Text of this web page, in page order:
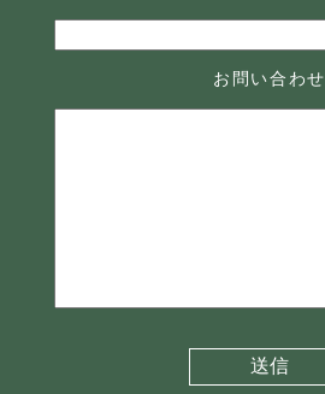
お問い合わせ